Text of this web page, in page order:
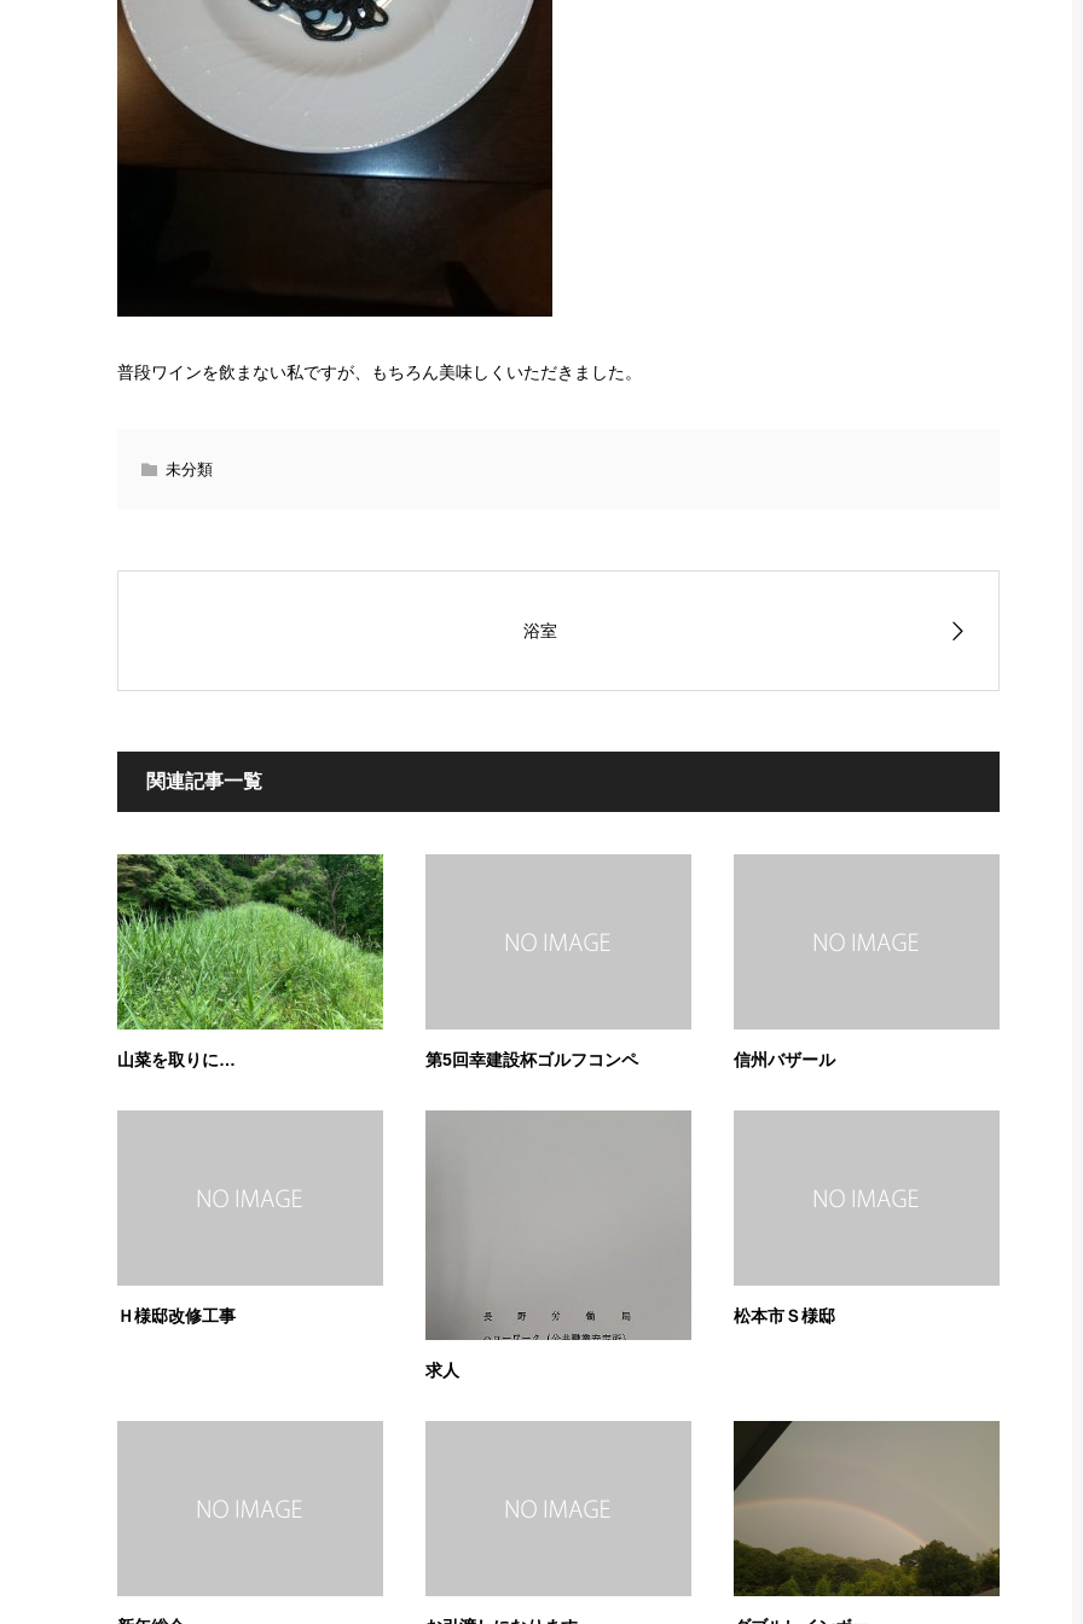
普段ワインを飲まない私ですが、もちろん美味しくいただきました。
未分類
浴室
関連記事一覧
山菜を取りに… 第5回幸建設杯ゴルフコンペ 信州バザール
Ｈ様邸改修工事
求人
松本市Ｓ様邸